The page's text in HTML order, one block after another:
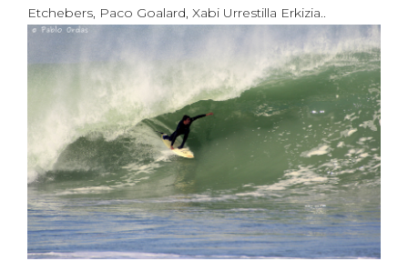
Etchebers, Paco Goalard, Xabi Urrestilla Erkizia..